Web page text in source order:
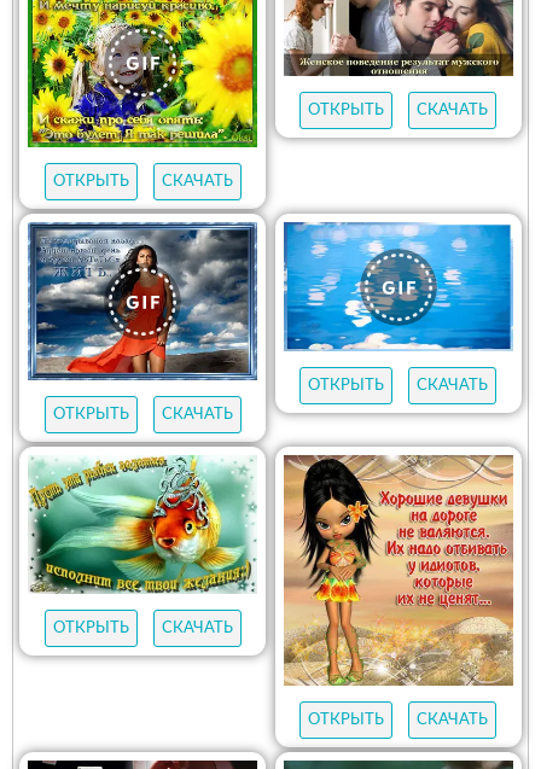
ОТКРЫТЬ СКАЧАТЬ
ОТКРЫТЬ СКАЧАТЬ
ОТКРЫТЬ СКАЧАТЬ
ОТКРЫТЬ СКАЧАТЬ
ОТКРЫТЬ СКАЧАТЬ
ОТКРЫТЬ СКАЧАТЬ